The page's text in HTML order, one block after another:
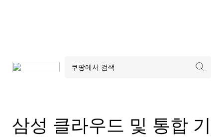
삼성 클라우드 및 통합 기